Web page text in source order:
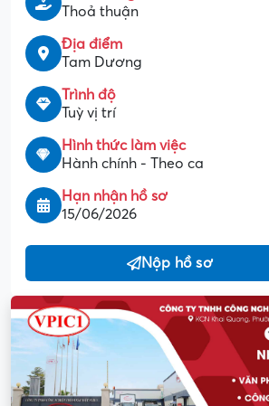
Thoả thuận
Địa điểm
Tam Dương
Trình độ
Tuỳ vị trí
Hình thức làm việc
Hành chính - Theo ca
Hạn nhận hồ sơ
15/06/2026
Nộp hồ sơ